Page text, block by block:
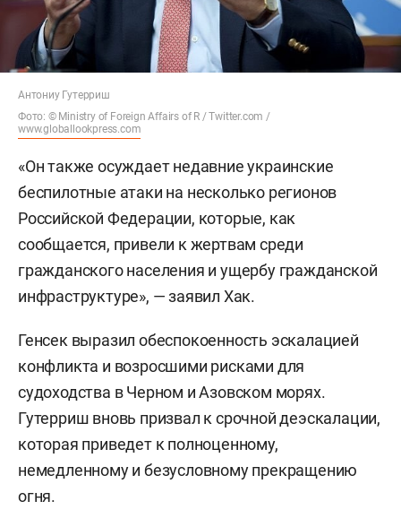
Антониу Гутерриш
Фото: © Ministry of Foreign Affairs of R / Twitter.com /
www.globallookpress.com
«Он также осуждает недавние украинские
беспилотные атаки на несколько регионов
Российской Федерации, которые, как
сообщается, привели к жертвам среди
гражданского населения и ущербу гражданской
инфраструктуре», — заявил Хак.
Генсек выразил обеспокоенность эскалацией
конфликта и возросшими рисками для
судоходства в Черном и Азовском морях.
Гутерриш вновь призвал к срочной деэскалации,
которая приведет к полноценному,
немедленному и безусловному прекращению
огня.